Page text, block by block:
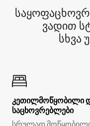
ვადით
სხვა
კეთილმოწყობილი
საცხოვრებლები